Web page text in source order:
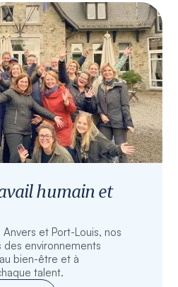
humain et
Anvers et Port-Louis, nos
environnements
bien-être et à
talent.